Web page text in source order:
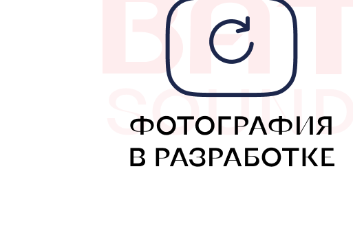
СИГНАЛИЗАЦИИ
ПОМОЩЬ ПРИ ПАРКОВКЕ
МУЗЫКАЛЬНЫЕ
САБВУФЕРЫ
ШУМОИЗОЛЯЦИЯ